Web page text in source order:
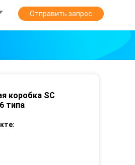
Отправить запрос
коробка SC
типа